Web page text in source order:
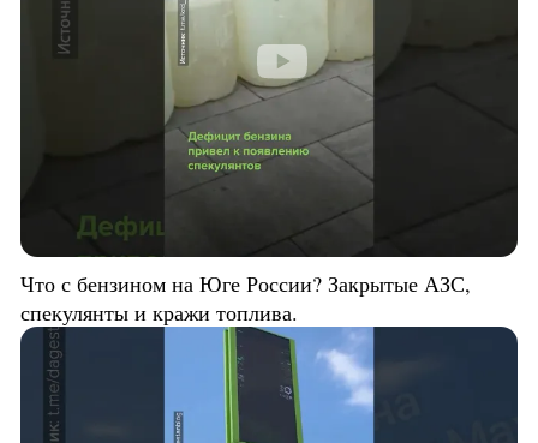
Что с бензином на Юге России? Закрытые АЗС,
спекулянты и кражи топлива.